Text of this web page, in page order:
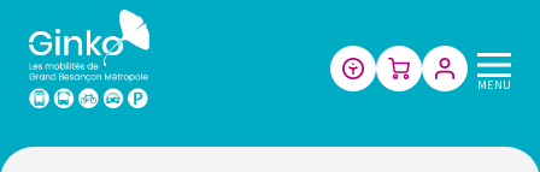
Les
mobilités
MENU